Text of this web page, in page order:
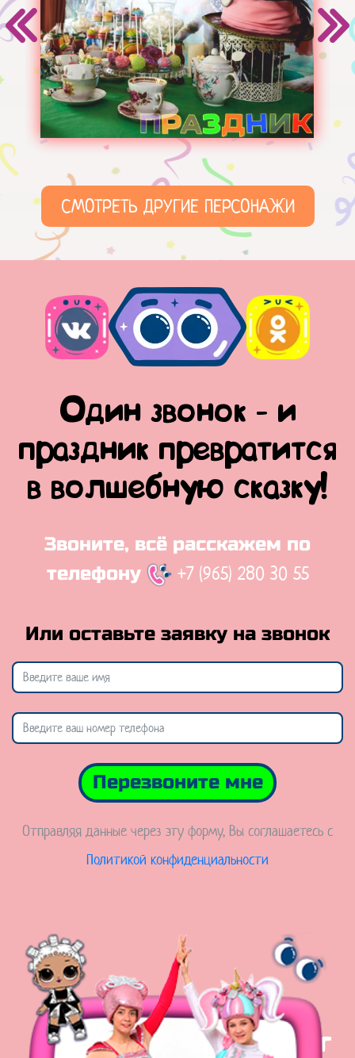
СМОТРЕТЬ ДРУГИЕ ПЕРСОНАЖИ
Один звонок - и
праздник превратится
в волшебную сказку!
Звоните, всё расскажем по
телефону
+7 (965) 280 30 55
Или оставьте заявку на звонок
Перезвоните мне
Отправляя данные через эту форму, Вы соглашаетесь с
Политикой конфиденциальности